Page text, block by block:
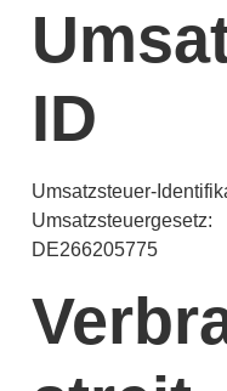
ID
Umsatzsteuer-
Umsatzsteuergesetz:
DE266205775